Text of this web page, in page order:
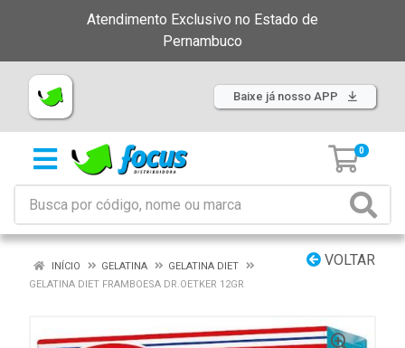
Atendimento Exclusivo no Estado de
Pernambuco
Baixe já nosso APP
0
VOLTAR
INÍCIO GELATINA
GELATINA DIET
GELATINA DIET FRAMBOESA DR.OETKER 12GR